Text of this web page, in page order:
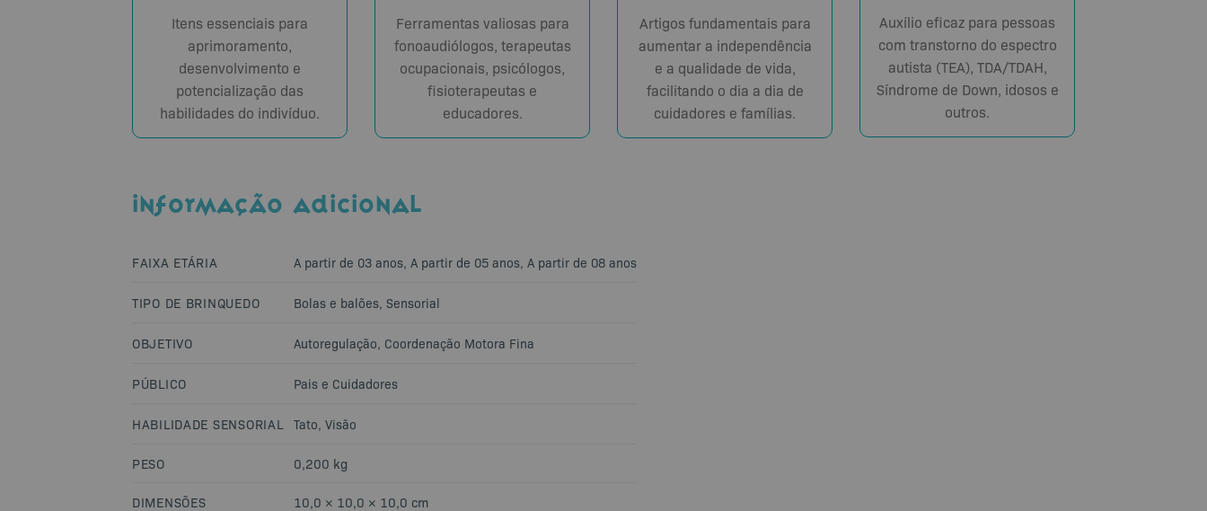
Itens essenciais para
aprimoramento,
desenvolvimento e
potencialização das
habilidades do indivíduo.
Ferramentas valiosas para
fonoaudiólogos, terapeutas
ocupacionais, psicólogos,
fisioterapeutas e
educadores.
Artigos fundamentais para
aumentar a independência
e a qualidade de vida,
facilitando o dia a dia de
cuidadores e famílias.
Auxílio eficaz para pessoas
com transtorno do espectro
autista (TEA), TDA/TDAH,
Síndrome de Down, idosos e
outros.
INFORMAÇÃO ADICIONAL
FAIXA ETÁRIA A partir de 03 anos, A partir de 05 anos, A partir de 08 anos
TIPO DE BRINQUEDO Bolas e balões, Sensorial
OBJETIVO Autoregulação, Coordenação Motora Fina
PÚBLICO Pais e Cuidadores
HABILIDADE SENSORIAL Tato, Visão
PESO 0,200 kg
DIMENSÕES 10,0 × 10,0 × 10,0 cm